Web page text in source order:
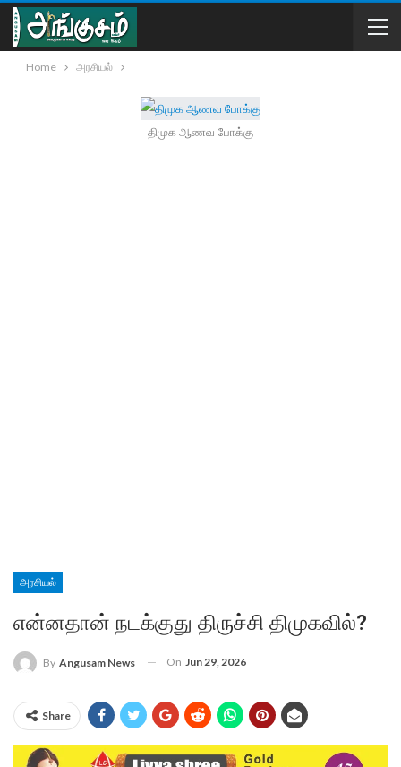
Home அரசியல்
திமுக ஆணவ போக்கு
அரசியல்
என்னதான் நடக்குது திருச்சி திமுகவில்?
By Angusam News On Jun 29, 2026
Share